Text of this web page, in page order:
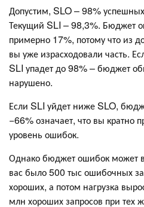
Допустим, SLO – 98%
Текущий SLI – 98,3%. Бюджет
примерно 17%, потому что из
вы уже израсходовали часть.
SLI упадет до 98% – бюджет
нарушено.
Если SLI уйдет ниже SLO,
−66% означает, что вы кратно
уровень ошибок.
Однако бюджет ошибок может
вас было 500 тыс ошибочных
хороших, а потом нагрузка
млн хороших запросов при тех